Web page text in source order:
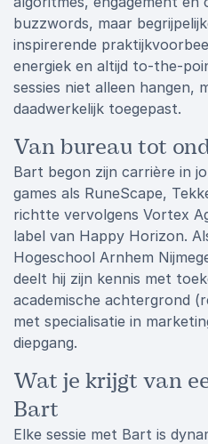
buzzwords, maar
inspirerende
energiek en altijd to-the-
sessies niet alleen hangen,
daadwerkelijk toegepast.
Van bureau tot
Bart begon zijn carrière in
games als RuneScape,
richtte vervolgens Vortex
label van Happy Horizon.
Hogeschool Arnhem
deelt hij zijn kennis met
academische achtergrond
met specialisatie in
diepgang.
Wat je krijgt van
Bart
Elke sessie met Bart is